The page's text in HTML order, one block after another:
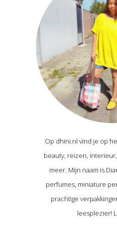
Op dhini.nl vind je op
beauty, reizen,
meer. Mijn naam is
perfumes, miniature
prachtige
leesplezier!